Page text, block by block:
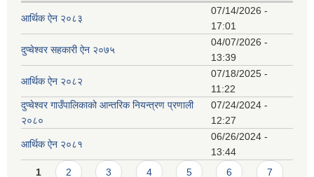
आर्थिक ऐन २०८३
07/14/2026 -
17:01
दुप्चेश्वर सहकारी ऐन २०७५
04/07/2026 -
13:39
आर्थिक ऐन २०८२
07/18/2025 -
11:22
दुप्चेश्वर गाउँपालिकाको आन्तरिक नियन्त्रण प्रणाली
२०८०
07/24/2024 -
12:27
आर्थिक ऐन २०८१
06/26/2024 -
13:44
Pages
1 2 3 4 5 6 7